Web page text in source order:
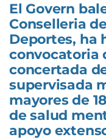
El Govern
Conselleria
Deportes, ha
convocatoria
concertada
supervisada
mayores de
de salud
apoyo